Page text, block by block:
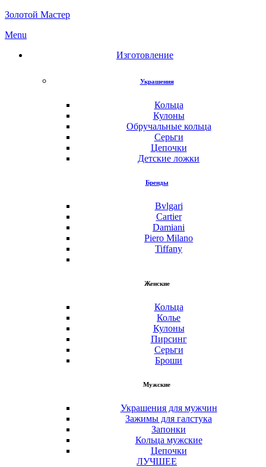
Золотой Мастер
Menu
Изготовление
Украшения
Кольца
Кулоны
Обручальные кольца
Серьги
Цепочки
Детские ложки
Бренды
Bvlgari
Cartier
Damiani
Piero Milano
Tiffany
Женские
Кольца
Колье
Кулоны
Пирсинг
Серьги
Броши
Мужские
Украшения для мужчин
Зажимы для галстука
Запонки
Кольца мужские
Цепочки
ЛУЧШЕЕ